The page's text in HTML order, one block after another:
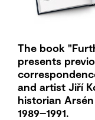
The book
presents
and artist Jiří
historian
1989–1991.